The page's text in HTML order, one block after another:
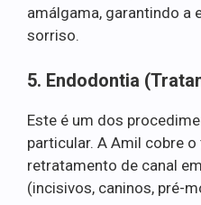
amálgama, garantindo a
sorriso.
5. Endodontia
Este é um dos
particular. A Amil cobre
retratamento de canal
(incisivos, caninos, pré-